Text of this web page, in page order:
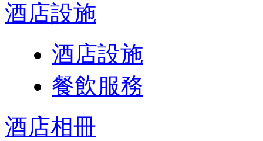
酒店設施
酒店設施
餐飲服務
酒店相冊